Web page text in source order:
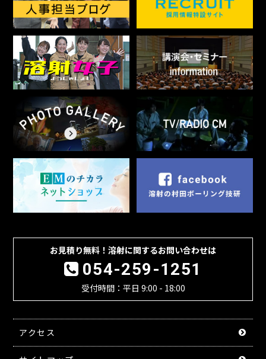
お見積り無料！溶射に関するお問い合わせは
054-259-1251
受付時間：平日 9:00 - 18:00
アクセス